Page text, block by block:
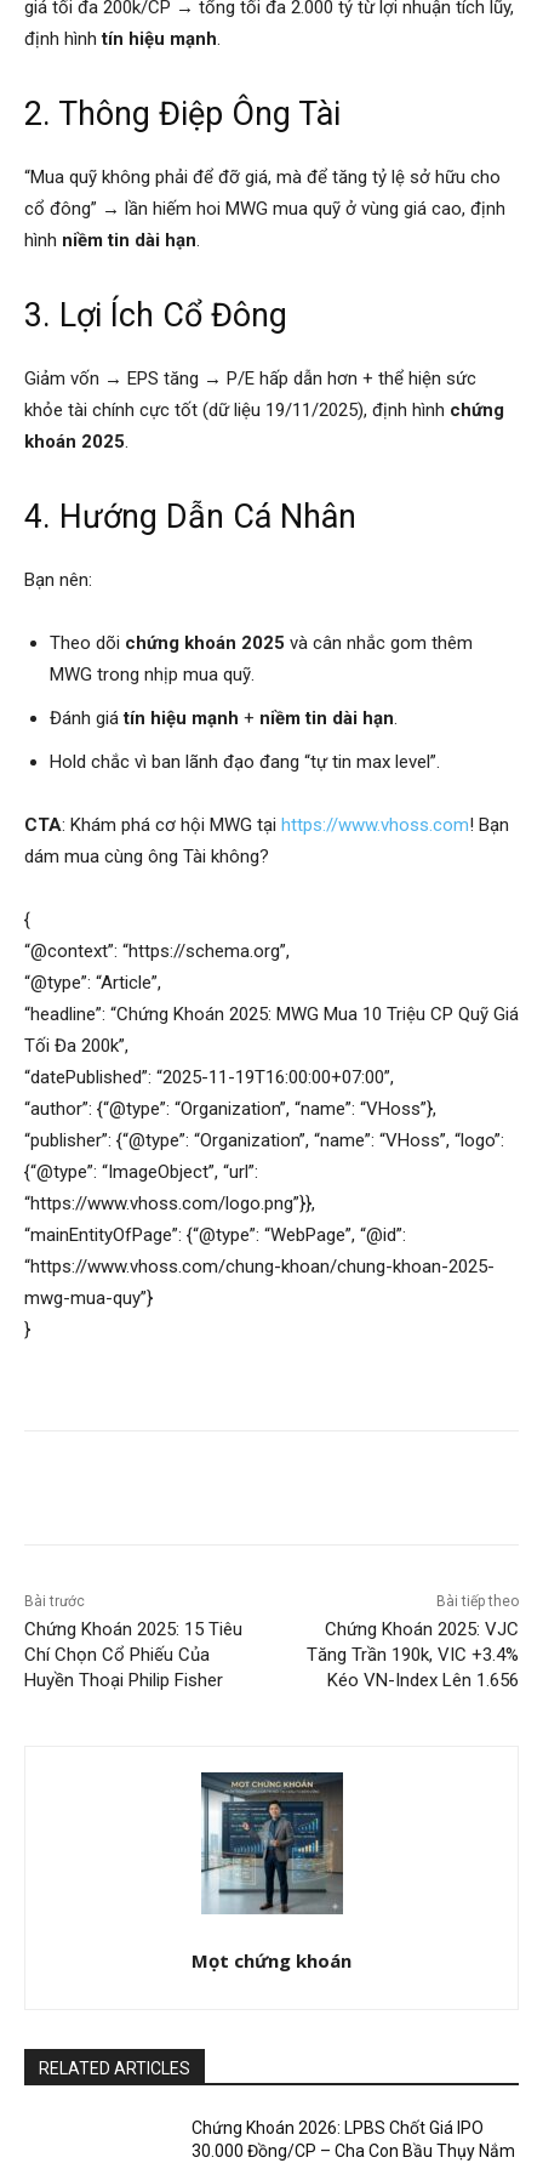
giá tối đa 200k/CP → tổng tối đa 2.000 tỷ từ lợi nhuận tích lũy,
định hìnhtín hiệu mạnh.
2. Thông Điệp Ông Tài
“Mua quỹ không phải để đỡ giá, mà để tăng tỷ lệ sở hữu cho
cổ đông” → lần hiếm hoi MWG mua quỹ ở vùng giá cao, định
hình niềm tin dài hạn.
3. Lợi Ích Cổ Đông
Giảm vốn → EPS tăng → P/E hấp dẫn hơn + thể hiện sức
khỏe tài chính cực tốt (dữ liệu 19/11/2025), định hình chứng
khoán 2025.
4. Hướng Dẫn Cá Nhân
Bạn nên:
Theo dõi chứng khoán 2025 và cân nhắc gom thêm
MWG trong nhịp mua quỹ.
Đánh giátín hiệu mạnh + niềm tin dài hạn.
Hold chắc vì ban lãnh đạo đang “tự tin max level”.
CTA: Khám phá cơ hội MWG tại https://www.vhoss.com! Bạn
dám mua cùng ông Tài không?
{
“@context”: “https://schema.org”,
“@type”: “Article”,
“headline”: “Chứng Khoán 2025: MWG Mua 10 Triệu CP Quỹ Giá
Tối Đa 200k”,
“datePublished”: “2025-11-19T16:00:00+07:00”,
“author”: {“@type”: “Organization”, “name”: “VHoss”},
“publisher”: {“@type”: “Organization”, “name”: “VHoss”, “logo”:
{“@type”: “ImageObject”, “url”:
“https://www.vhoss.com/logo.png”}},
“mainEntityOfPage”: {“@type”: “WebPage”, “@id”:
“https://www.vhoss.com/chung-khoan/chung-khoan-2025-
mwg-mua-quy”}
}
Bài trước
Chứng Khoán 2025: 15 Tiêu
Chí Chọn Cổ Phiếu Của
Huyền Thoại Philip Fisher
Bài tiếp theo
Chứng Khoán 2025: VJC
Tăng Trần 190k, VIC +3.4%
Kéo VN-Index Lên 1.656
Mọt chứng khoán
RELATED ARTICLES
Chứng Khoán 2026: LPBS Chốt Giá IPO
30.000 Đồng/CP – Cha Con Bầu Thụy Nắm